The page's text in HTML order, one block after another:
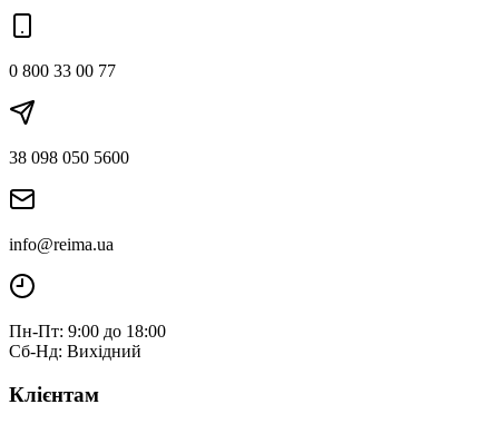
0 800 33 00 77
38 098 050 5600
info@reima.ua
Пн-Пт: 9:00 до 18:00
Сб-Нд: Вихідний
Клієнтам